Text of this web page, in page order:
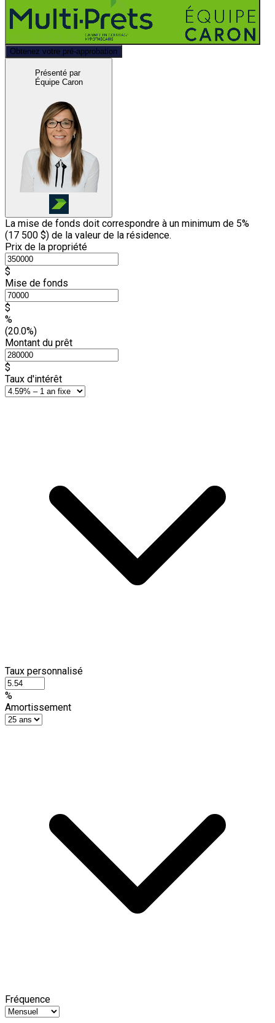
Obtenez votre pré-approbation
Présenté par
Équipe Caron
La mise de fonds doit correspondre à un minimum de 5%
(17 500 $) de la valeur de la résidence.
Prix de la propriété
$
Mise de fonds
$
%
(20.0%)
Montant du prêt
$
Taux d'intérêt
Taux personnalisé
%
Amortissement
Fréquence